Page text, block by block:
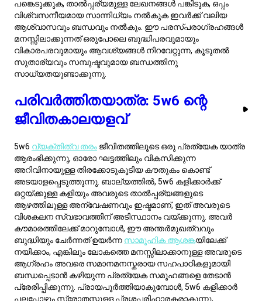
ആഗ്രഹം അവരെ സമാനമനസ്കരായ സഹപാഠികളുമായി
ബന്ധപ്പെടാൻ കഴിയുന്ന പ്രത്യേക സമൂഹങ്ങളെ തേടാൻ
പ്രേരിപ്പിക്കുന്നു. പ്രായപൂർത്തിയാകുമ്പോൾ, 5w6 കളിക്കാർ
പലപ്പോഴും സ്രോതസ്സുള്ള പ്രശ്നപരിഹാരകരാകുന്നു,
അവരുടെ വിശകലന കഴിവുകളും വിശ്വസ്തതയും ഉപയോഗിച്ച്
സങ്കീർണ്ണമായ സാമൂഹികവും പ്രൊഫഷണൽ
ലാൻഡ്സ്കേപ്പുകളും നയിക്കുന്നു, എങ്കിലും
ബന്ധങ്ങളുമായി തുലനം ചെയ്യുന്നതിൽ അവർ ബുദ്ധിമുട്ടാൻ
സാധ്യതയുണ്ട്. അവർ മധ്യവയസ്സിലെത്തുമ്പോൾ, അവരുടെ
ജ്ഞാനവും അനുഭവവും തങ്ങളെയും മറ്റുള്ളവരെയും
അവർ ചെറുപ്പതലമുറകളെ ഉപദേശിക്കുന്നു. പ്രായമായപ്പോൾ,
5w6 കളിക്കാർ സാധാരണയായി അവരുടെ ജീവിതത്തിലെ
പഠനത്തെ പ്രതിഫലിപ്പിക്കുന്നു,洞察ങ്ങൾ പങ്കുവെക്കുന്നു,
പുതിയ ബുദ്ധിപരമായ ശ്രമങ്ങൾ അന്വേഷിക്കുമ്പോഴും.
വളർച്ചയുടെ ഈ സമ്പന്നമായ തുണിത്തരങ്ങൾ 5w6 ന്റെ
മൗലിക സ്വഭാവഗുണങ്ങൾ എങ്ങനെ വികസിക്കുന്നു എന്നത്
ചിത്രീകരിക്കുന്നു.
കുടുംബ ഡൈനാമിക്‌സിൽ
5w6നെ മനസ്സിലാക്കുക
5w6 വ്യക്തിത്വ തരം, ടൈപ്പ് 5ന്റെ വിശകലനാത്മകവും
അന്തർമുഖവുമായ സ്വഭാവവും ടൈപ്പ് 6ന്റെ വിശ്വസ്തതയും
സുരക്ഷാ-ലക്ഷ്യമായ സവിശേഷതകളും ചേർന്നതാണ്,